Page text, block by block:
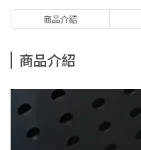
商品介紹
商品介紹